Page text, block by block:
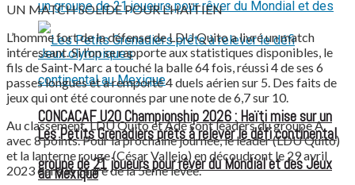
CONCACAF U20 Championship 2026 : Haïti mise sur un
groupe de 21 joueurs pour rêver du Mondial et des Jeux
Les Petits Grenadiers prêts à relever le défi continental
au Mexique
UN MATCH SOLIDE POUR L’HAÏTIEN
L’homme fort de la défense de LDU Quito a livré un match
intéressant. Si l’on se rapporte aux statistiques disponibles, le
fils de Saint-Marc a touché la balle 64 fois, réussi 4 de ses 6
passes longues et a remporté 4 duels aérien sur 5. Des faits de
jeux qui ont été couronnés par une note de 6,7 sur 10.
Au classement, LDU Quito et Adé sont leaders du groupe A
avec 8 points. Pour la prochaine journée, le leader (LDU Quito)
et la lanterne rouge (César Vallejo) en découdront le 29 avril
2023 dans le cadre de la 5ème levée.